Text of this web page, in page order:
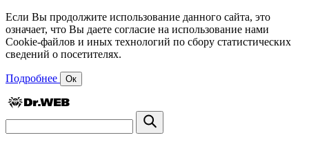
Если Вы продолжите использование данного сайта, это
означает, что Вы даете согласие на использование нами
Cookie-файлов и иных технологий по сбору статистических
сведений о посетителях.
Подробнее Ок